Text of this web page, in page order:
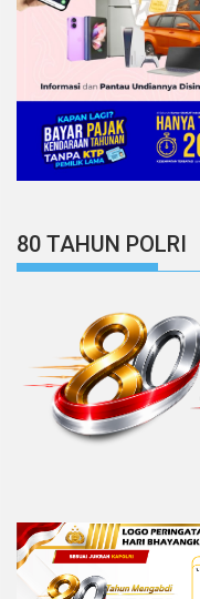
80 TAHUN POLRI